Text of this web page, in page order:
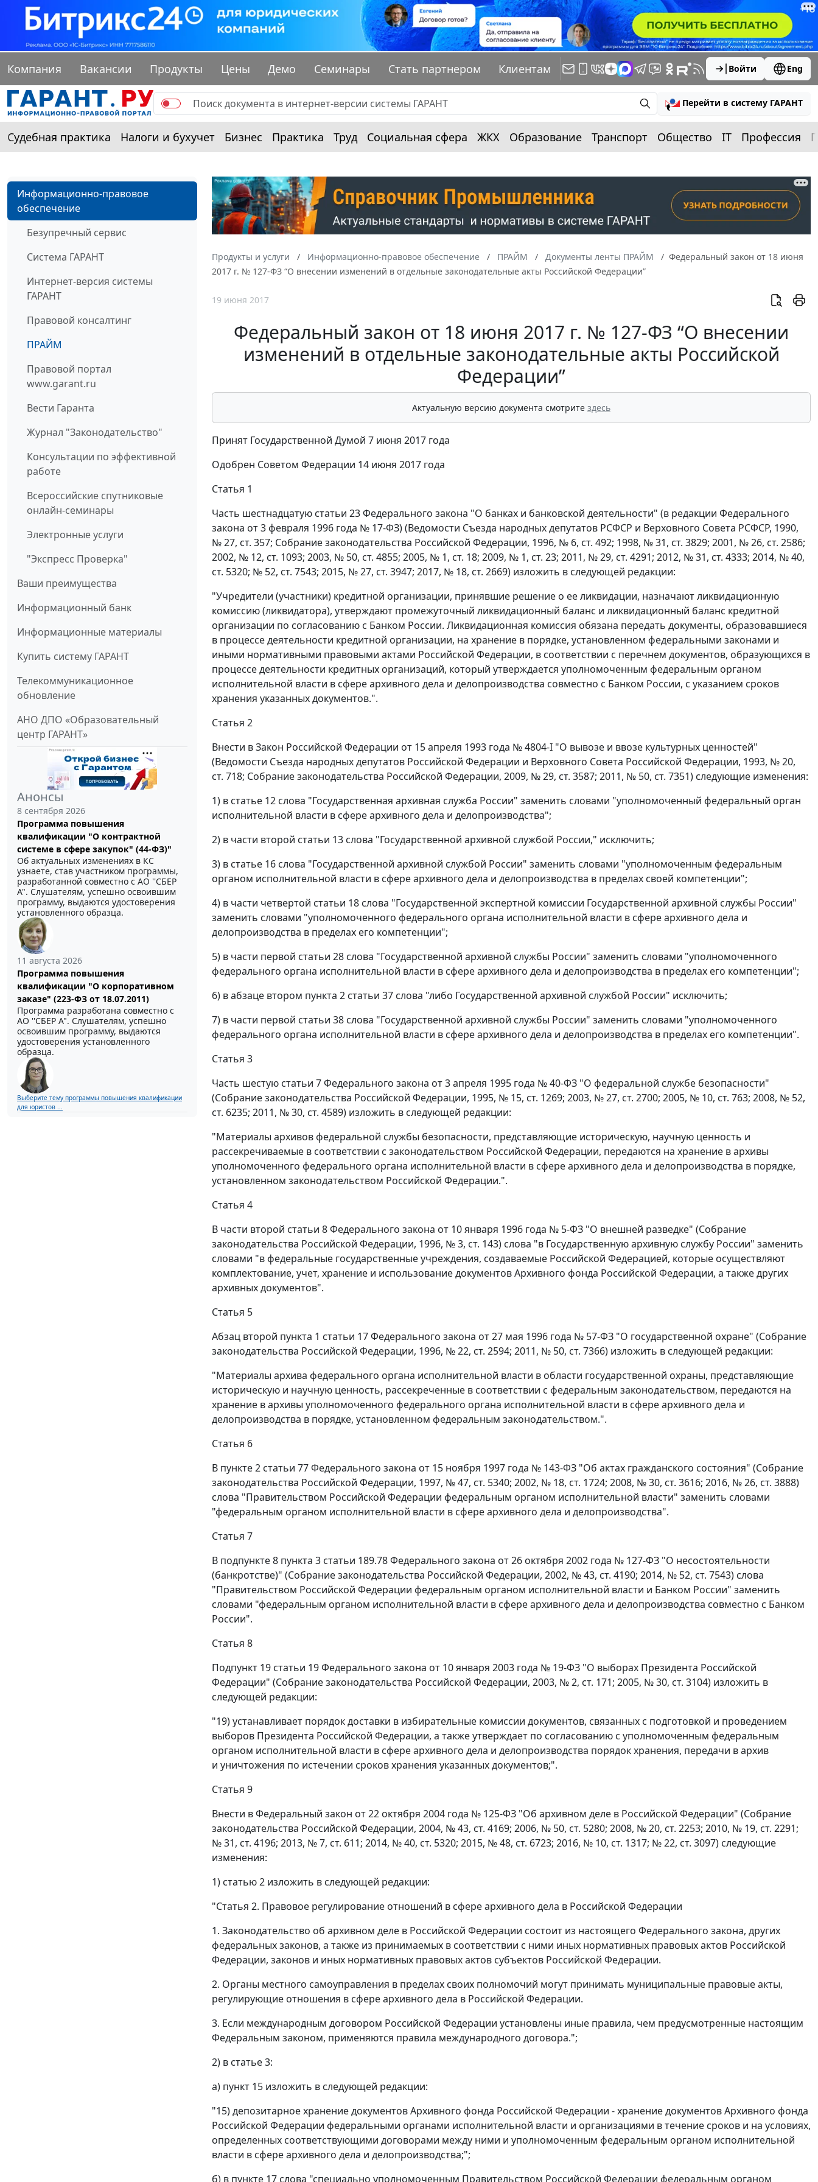
Компания Вакансии Продукты Цены Демо Семинары Стать партнером Клиентам Войти Eng
Перейти в систему ГАРАНТ
Судебная практика Налоги и бухучет Бизнес Практика Труд Социальная сфера ЖКХ Образование Транспорт Общество IT Профессия
Информационно-правовое
обеспечение
Безупречный сервис
Система ГАРАНТ
Интернет-версия системы
ГАРАНТ
Правовой консалтинг
ПРАЙМ
Правовой портал
www.garant.ru
Вести Гаранта
Журнал "Законодательство"
Консультации по эффективной
работе
Всероссийские спутниковые
онлайн-семинары
Электронные услуги
"Экспресс Проверка"
Ваши преимущества
Информационный банк
Информационные материалы
Купить систему ГАРАНТ
Телекоммуникационное
обновление
АНО ДПО «Образовательный
центр ГАРАНТ»
Анонсы
8 сентября 2026
Программа повышения
квалификации "О контрактной
системе в сфере закупок" (44-ФЗ)"
Об актуальных изменениях в КС
узнаете, став участником программы,
разработанной совместно с АО ''СБЕР
А". Слушателям, успешно освоившим
программу, выдаются удостоверения
установленного образца.
11 августа 2026
Программа повышения
квалификации "О корпоративном
заказе" (223-ФЗ от 18.07.2011)
Программа разработана совместно с
АО ''СБЕР А". Слушателям, успешно
освоившим программу, выдаются
удостоверения установленного
образца.
Выберите тему программы повышения квалификации
для юристов ...
Продукты и услуги Информационно-правовое обеспечение ПРАЙМ Документы ленты ПРАЙМ
Федеральный закон от 18 июня
2017 г. № 127-ФЗ “О внесении изменений в отдельные законодательные акты Российской Федерации”
19 июня 2017
Федеральный закон от 18 июня 2017 г. № 127-ФЗ “О внесении
изменений в отдельные законодательные акты Российской
Федерации”
Актуальную версию документа смотрите здесь
Принят Государственной Думой 7 июня 2017 года
Одобрен Советом Федерации 14 июня 2017 года
Статья 1
Часть шестнадцатую статьи 23 Федерального закона "О банках и банковской деятельности" (в редакции Федерального
закона от 3 февраля 1996 года № 17-ФЗ) (Ведомости Съезда народных депутатов РСФСР и Верховного Совета РСФСР, 1990,
№ 27, ст. 357; Собрание законодательства Российской Федерации, 1996, № 6, ст. 492; 1998, № 31, ст. 3829; 2001, № 26, ст. 2586;
2002, № 12, ст. 1093; 2003, № 50, ст. 4855; 2005, № 1, ст. 18; 2009, № 1, ст. 23; 2011, № 29, ст. 4291; 2012, № 31, ст. 4333; 2014, № 40,
ст. 5320; № 52, ст. 7543; 2015, № 27, ст. 3947; 2017, № 18, ст. 2669) изложить в следующей редакции:
"Учредители (участники) кредитной организации, принявшие решение о ее ликвидации, назначают ликвидационную
комиссию (ликвидатора), утверждают промежуточный ликвидационный баланс и ликвидационный баланс кредитной
организации по согласованию с Банком России. Ликвидационная комиссия обязана передать документы, образовавшиеся
в процессе деятельности кредитной организации, на хранение в порядке, установленном федеральными законами и
иными нормативными правовыми актами Российской Федерации, в соответствии с перечнем документов, образующихся в
процессе деятельности кредитных организаций, который утверждается уполномоченным федеральным органом
исполнительной власти в сфере архивного дела и делопроизводства совместно с Банком России, с указанием сроков
хранения указанных документов.".
Статья 2
Внести в Закон Российской Федерации от 15 апреля 1993 года № 4804-I "О вывозе и ввозе культурных ценностей"
(Ведомости Съезда народных депутатов Российской Федерации и Верховного Совета Российской Федерации, 1993, № 20,
ст. 718; Собрание законодательства Российской Федерации, 2009, № 29, ст. 3587; 2011, № 50, ст. 7351) следующие изменения:
1) в статье 12 слова "Государственная архивная служба России" заменить словами "уполномоченный федеральный орган
исполнительной власти в сфере архивного дела и делопроизводства";
2) в части второй статьи 13 слова "Государственной архивной службой России," исключить;
3) в статье 16 слова "Государственной архивной службой России" заменить словами "уполномоченным федеральным
органом исполнительной власти в сфере архивного дела и делопроизводства в пределах своей компетенции";
4) в части четвертой статьи 18 слова "Государственной экспертной комиссии Государственной архивной службы России"
заменить словами "уполномоченного федерального органа исполнительной власти в сфере архивного дела и
делопроизводства в пределах его компетенции";
5) в части первой статьи 28 слова "Государственной архивной службы России" заменить словами "уполномоченного
федерального органа исполнительной власти в сфере архивного дела и делопроизводства в пределах его компетенции";
6) в абзаце втором пункта 2 статьи 37 слова "либо Государственной архивной службой России" исключить;
7) в части первой статьи 38 слова "Государственной архивной службы России" заменить словами "уполномоченного
федерального органа исполнительной власти в сфере архивного дела и делопроизводства в пределах его компетенции".
Статья 3
Часть шестую статьи 7 Федерального закона от 3 апреля 1995 года № 40-ФЗ "О федеральной службе безопасности"
(Собрание законодательства Российской Федерации, 1995, № 15, ст. 1269; 2003, № 27, ст. 2700; 2005, № 10, ст. 763; 2008, № 52,
ст. 6235; 2011, № 30, ст. 4589) изложить в следующей редакции:
"Материалы архивов федеральной службы безопасности, представляющие историческую, научную ценность и
рассекречиваемые в соответствии с законодательством Российской Федерации, передаются на хранение в архивы
уполномоченного федерального органа исполнительной власти в сфере архивного дела и делопроизводства в порядке,
установленном законодательством Российской Федерации.".
Статья 4
В части второй статьи 8 Федерального закона от 10 января 1996 года № 5-ФЗ "О внешней разведке" (Собрание
законодательства Российской Федерации, 1996, № 3, ст. 143) слова "в Государственную архивную службу России" заменить
словами "в федеральные государственные учреждения, создаваемые Российской Федерацией, которые осуществляют
комплектование, учет, хранение и использование документов Архивного фонда Российской Федерации, а также других
архивных документов".
Статья 5
Абзац второй пункта 1 статьи 17 Федерального закона от 27 мая 1996 года № 57-ФЗ "О государственной охране" (Собрание
законодательства Российской Федерации, 1996, № 22, ст. 2594; 2011, № 50, ст. 7366) изложить в следующей редакции:
"Материалы архива федерального органа исполнительной власти в области государственной охраны, представляющие
историческую и научную ценность, рассекреченные в соответствии с федеральным законодательством, передаются на
хранение в архивы уполномоченного федерального органа исполнительной власти в сфере архивного дела и
делопроизводства в порядке, установленном федеральным законодательством.".
Статья 6
В пункте 2 статьи 77 Федерального закона от 15 ноября 1997 года № 143-ФЗ "Об актах гражданского состояния" (Собрание
законодательства Российской Федерации, 1997, № 47, ст. 5340; 2002, № 18, ст. 1724; 2008, № 30, ст. 3616; 2016, № 26, ст. 3888)
слова "Правительством Российской Федерации федеральным органом исполнительной власти" заменить словами
"федеральным органом исполнительной власти в сфере архивного дела и делопроизводства".
Статья 7
В подпункте 8 пункта 3 статьи 189.78 Федерального закона от 26 октября 2002 года № 127-ФЗ "О несостоятельности
(банкротстве)" (Собрание законодательства Российской Федерации, 2002, № 43, ст. 4190; 2014, № 52, ст. 7543) слова
"Правительством Российской Федерации федеральным органом исполнительной власти и Банком России" заменить
словами "федеральным органом исполнительной власти в сфере архивного дела и делопроизводства совместно с Банком
России".
Статья 8
Подпункт 19 статьи 19 Федерального закона от 10 января 2003 года № 19-ФЗ "О выборах Президента Российской
Федерации" (Собрание законодательства Российской Федерации, 2003, № 2, ст. 171; 2005, № 30, ст. 3104) изложить в
следующей редакции:
"19) устанавливает порядок доставки в избирательные комиссии документов, связанных с подготовкой и проведением
выборов Президента Российской Федерации, а также утверждает по согласованию с уполномоченным федеральным
органом исполнительной власти в сфере архивного дела и делопроизводства порядок хранения, передачи в архив
и уничтожения по истечении сроков хранения указанных документов;".
Статья 9
Внести в Федеральный закон от 22 октября 2004 года № 125-ФЗ "Об архивном деле в Российской Федерации" (Собрание
законодательства Российской Федерации, 2004, № 43, ст. 4169; 2006, № 50, ст. 5280; 2008, № 20, ст. 2253; 2010, № 19, ст. 2291;
№ 31, ст. 4196; 2013, № 7, ст. 611; 2014, № 40, ст. 5320; 2015, № 48, ст. 6723; 2016, № 10, ст. 1317; № 22, ст. 3097) следующие
изменения:
1) статью 2 изложить в следующей редакции:
"Статья 2. Правовое регулирование отношений в сфере архивного дела в Российской Федерации
1. Законодательство об архивном деле в Российской Федерации состоит из настоящего Федерального закона, других
федеральных законов, а также из принимаемых в соответствии с ними иных нормативных правовых актов Российской
Федерации, законов и иных нормативных правовых актов субъектов Российской Федерации.
2. Органы местного самоуправления в пределах своих полномочий могут принимать муниципальные правовые акты,
регулирующие отношения в сфере архивного дела в Российской Федерации.
3. Если международным договором Российской Федерации установлены иные правила, чем предусмотренные настоящим
Федеральным законом, применяются правила международного договора.";
2) в статье 3:
а) пункт 15 изложить в следующей редакции:
"15) депозитарное хранение документов Архивного фонда Российской Федерации - хранение документов Архивного фонда
Российской Федерации федеральными органами исполнительной власти и организациями в течение сроков и на условиях,
определенных соответствующими договорами между ними и уполномоченным федеральным органом исполнительной
власти в сфере архивного дела и делопроизводства;";
б) в пункте 17 слова "специально уполномоченным Правительством Российской Федерации федеральным органом